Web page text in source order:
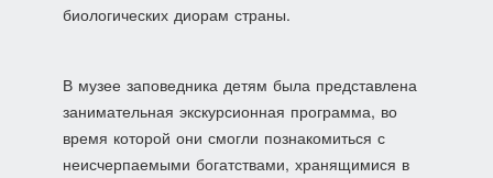
биологических диорам страны.
В музее заповедника детям была представлена
занимательная экскурсионная программа, во
время которой они смогли познакомиться с
неисчерпаемыми богатствами, хранящимися в